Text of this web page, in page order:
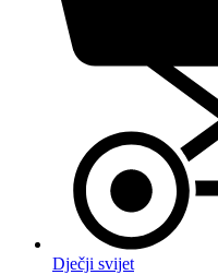
Dječji svijet